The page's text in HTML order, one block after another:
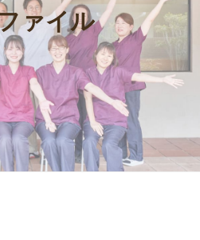
ァイル